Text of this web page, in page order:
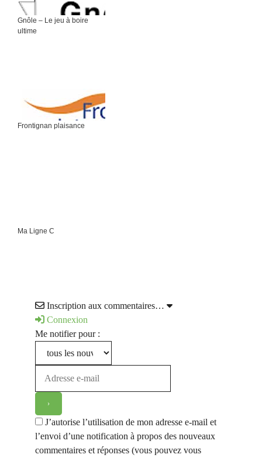
Gnôle – Le jeu à boire
ultime
Frontignan plaisance
Ma Ligne C
Inscription aux commentaires…
Connexion
Me notifier pour :
J’autorise l’utilisation de mon adresse e-mail et
l’envoi d’une notification à propos des nouveaux
commentaires et réponses (vous pouvez vous